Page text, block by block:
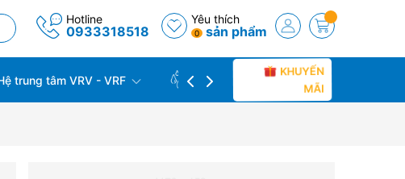
Hotline
0933318518
Yêu thích
0 sản phẩm
trung tâm VRV - VRF CÔNG TRÌNH THỰC TẾ
KHUYẾN
MÃI